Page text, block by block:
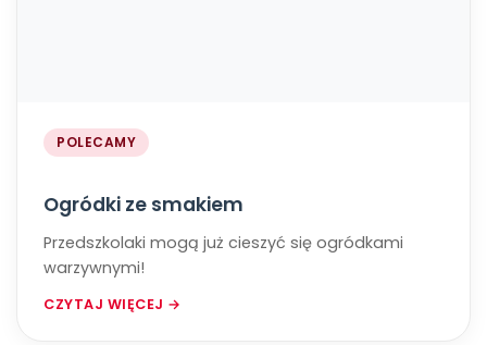
POLECAMY
Ogródki ze smakiem
Przedszkolaki mogą już cieszyć się ogródkami
warzywnymi!
CZYTAJ WIĘCEJ →